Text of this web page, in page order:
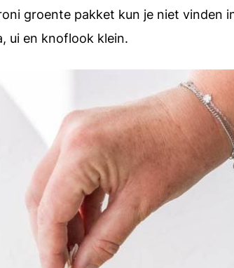
groente pakket kun je niet vinden
ui en knoflook klein.